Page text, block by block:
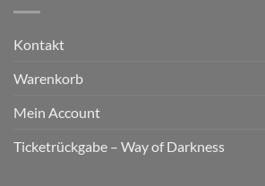
Kontakt
Warenkorb
Mein Account
Ticketrückgabe – Way of Darkness